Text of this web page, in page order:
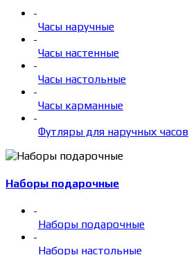
-
Часы наручные
-
Часы настенные
-
Часы настольные
-
Часы карманные
-
Футляры для наручных часов
Наборы подарочные
-
Наборы подарочные
-
Наборы настольные